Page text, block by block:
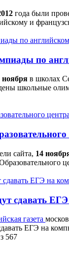
года были
и
по
ноября в школах
школьные
сайта, 14
сдавать
газета
ЕГЭ на
567